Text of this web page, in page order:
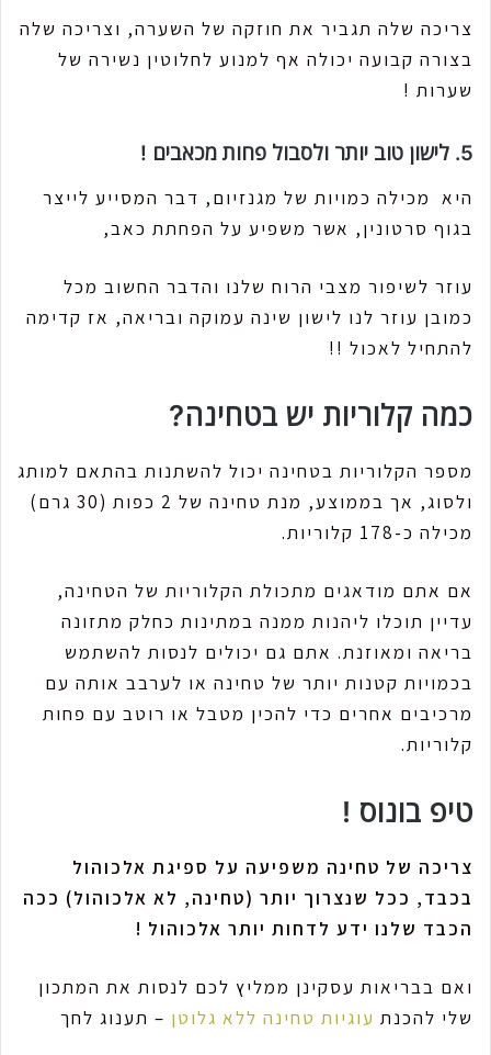
צריכה שלה תגביר את חוזקה של השערה, וצריכה שלה
בצורה קבועה יכולה אף למנוע לחלוטין נשירה של
שערות !
5. לישון טוב יותר ולסבול פחות מכאבים !
היא מכילה כמויות של מגנזיום, דבר המסייע לייצר
בגוף סרטונין, אשר משפיע על הפחתת כאב,
עוזר לשיפור מצבי הרוח שלנו והדבר החשוב מכל
כמובן עוזר לנו לישון שינה עמוקה ובריאה, אז קדימה
להתחיל לאכול !!
כמה קלוריות יש בטחינה?
מספר הקלוריות בטחינה יכול להשתנות בהתאם למותג
ולסוג, אך בממוצע, מנת טחינה של 2 כפות (30 גרם)
מכילה כ-178 קלוריות.
אם אתם מודאגים מתכולת הקלוריות של הטחינה,
עדיין תוכלו ליהנות ממנה במתינות כחלק מתזונה
בריאה ומאוזנת. אתם גם יכולים לנסות להשתמש
בכמויות קטנות יותר של טחינה או לערבב אותה עם
מרכיבים אחרים כדי להכין מטבל או רוטב עם פחות
קלוריות.
טיפ בונוס !
צריכה של טחינה משפיעה על ספיגת אלכוהול
בכבד, ככל שנצרוך יותר (טחינה, לא אלכוהול) ככה
הכבד שלנו ידע לדחות יותר אלכוהול !
ואם בבריאות עסקינן ממליץ לכם לנסות את המתכון
שלי להכנת עוגיות טחינה ללא גלוטן – תענוג לחך